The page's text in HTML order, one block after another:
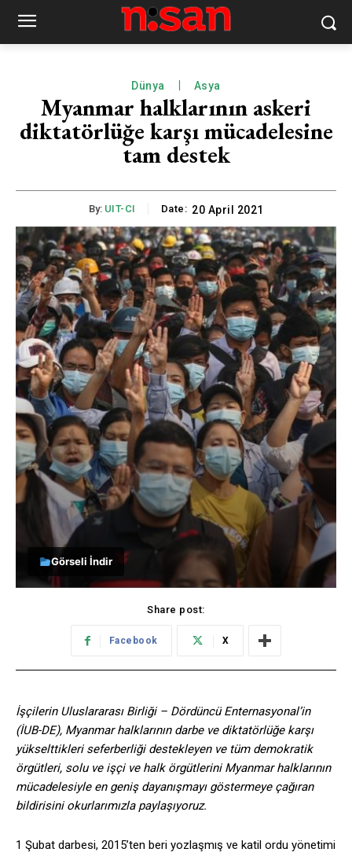
Dünya Asya
Myanmar halklarının askeri
diktatörlüğe karşı mücadelesine
tam destek
By: UIT-CI Date: 20 April 2021
Görseli İndir
Share post:
Facebook X
İşçilerin Uluslararası Birliği – Dördüncü Enternasyonal’in
(İUB-DE), Myanmar halklarının darbe ve diktatörlüğe karşı
yükselttikleri seferberliği destekleyen ve tüm demokratik
örgütleri, solu ve işçi ve halk örgütlerini Myanmar halklarının
mücadelesiyle en geniş dayanışmayı göstermeye çağıran
bildirisini okurlarımızla paylaşıyoruz.
1 Şubat darbesi, 2015’ten beri yozlaşmış ve katil ordu yönetimi